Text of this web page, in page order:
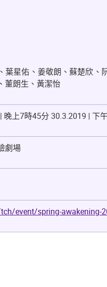
葉星佑、姜敬朗、蘇楚欣、
董朗生、黃潔怡
晚上7時45分 30.3.2019 | 下
劇場
event/spring-awakening-